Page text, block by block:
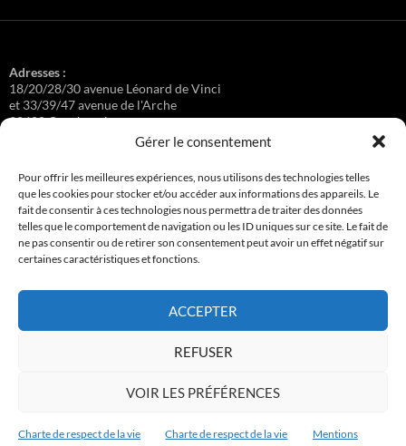
Gérer le consentement
Pour offrir les meilleures expériences, nous utilisons des technologies telles
que les cookies pour stocker et/ou accéder aux informations des appareils. Le
fait de consentir à ces technologies nous permettra de traiter des données
telles que le comportement de navigation ou les ID uniques sur ce site. Le fait de
ne pas consentir ou de retirer son consentement peut avoir un effet négatif sur
certaines caractéristiques et fonctions.
ACCEPTER
REFUSER
VOIR LES PRÉFÉRENCES
Charte de respect de la vie Charte de respect de la vie Mentions
Adresses :
18/20/28/30 avenue Léonard de Vinci
et 33/39/47 avenue de l'Arche
92400 Courbevoie
Régisseuse :
Loge au 39 Avenue de l'Arche.
Connexion
Copyright © 2017-2026 résidence Apollonia 1